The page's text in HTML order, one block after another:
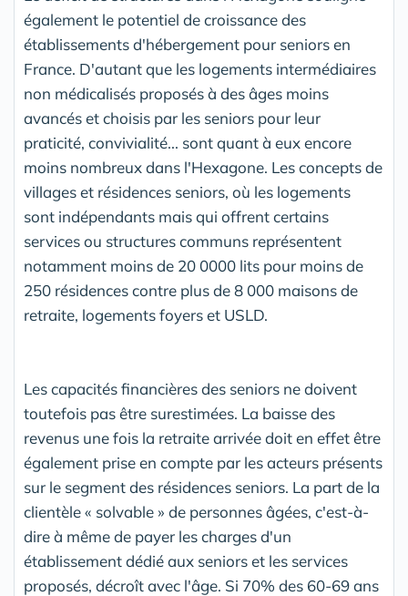
également le potentiel de croissance des
établissements d'hébergement pour seniors en
France. D'autant que les logements intermédiaires
non médicalisés proposés à des âges moins
avancés et choisis par les seniors pour leur
praticité, convivialité... sont quant à eux encore
moins nombreux dans l'Hexagone. Les concepts de
villages et résidences seniors, où les logements
sont indépendants mais qui offrent certains
services ou structures communs représentent
notamment moins de 20 0000 lits pour moins de
250 résidences contre plus de 8 000 maisons de
retraite, logements foyers et USLD.
Les capacités financières des seniors ne doivent
toutefois pas être surestimées. La baisse des
revenus une fois la retraite arrivée doit en effet être
également prise en compte par les acteurs présents
sur le segment des résidences seniors. La part de la
clientèle « solvable » de personnes âgées, c'est-à-
dire à même de payer les charges d'un
établissement dédié aux seniors et les services
proposés, décroît avec l'âge. Si 70% des 60-69 ans